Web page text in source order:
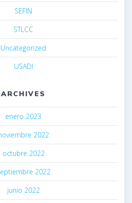
SEFIN
STLCC
Uncategorized
USADI
ARCHIVES
enero 2023
2022
octubre 2022
2022
junio 2022